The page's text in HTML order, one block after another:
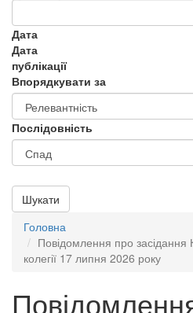
Дата
Дата
публікації
Впорядкувати за
Послідовність
Шукати
Головна
Повідомлення про засідання
колегії 17 липня 2026 року